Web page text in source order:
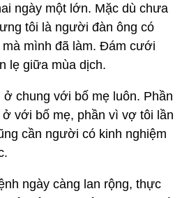
ngày một lớn. Mặc dù chưa
tôi là người đàn ông có
mình đã làm. Đám cưới
lẹ giữa mùa dịch.
chung với bố mẹ luôn. Phần
với bố mẹ, phần vì vợ tôi lần
cần người có kinh nghiệm
ngày càng lan rộng, thực